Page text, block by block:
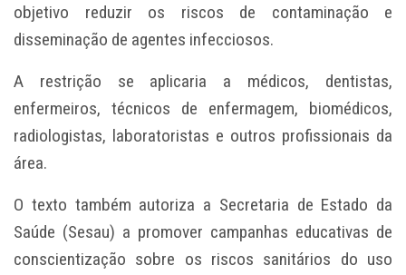
objetivo reduzir os riscos de contaminação e
disseminação de agentes infecciosos.
A restrição se aplicaria a médicos, dentistas,
enfermeiros, técnicos de enfermagem, biomédicos,
radiologistas, laboratoristas e outros profissionais da
área.
O texto também autoriza a Secretaria de Estado da
Saúde (Sesau) a promover campanhas educativas de
conscientização sobre os riscos sanitários do uso